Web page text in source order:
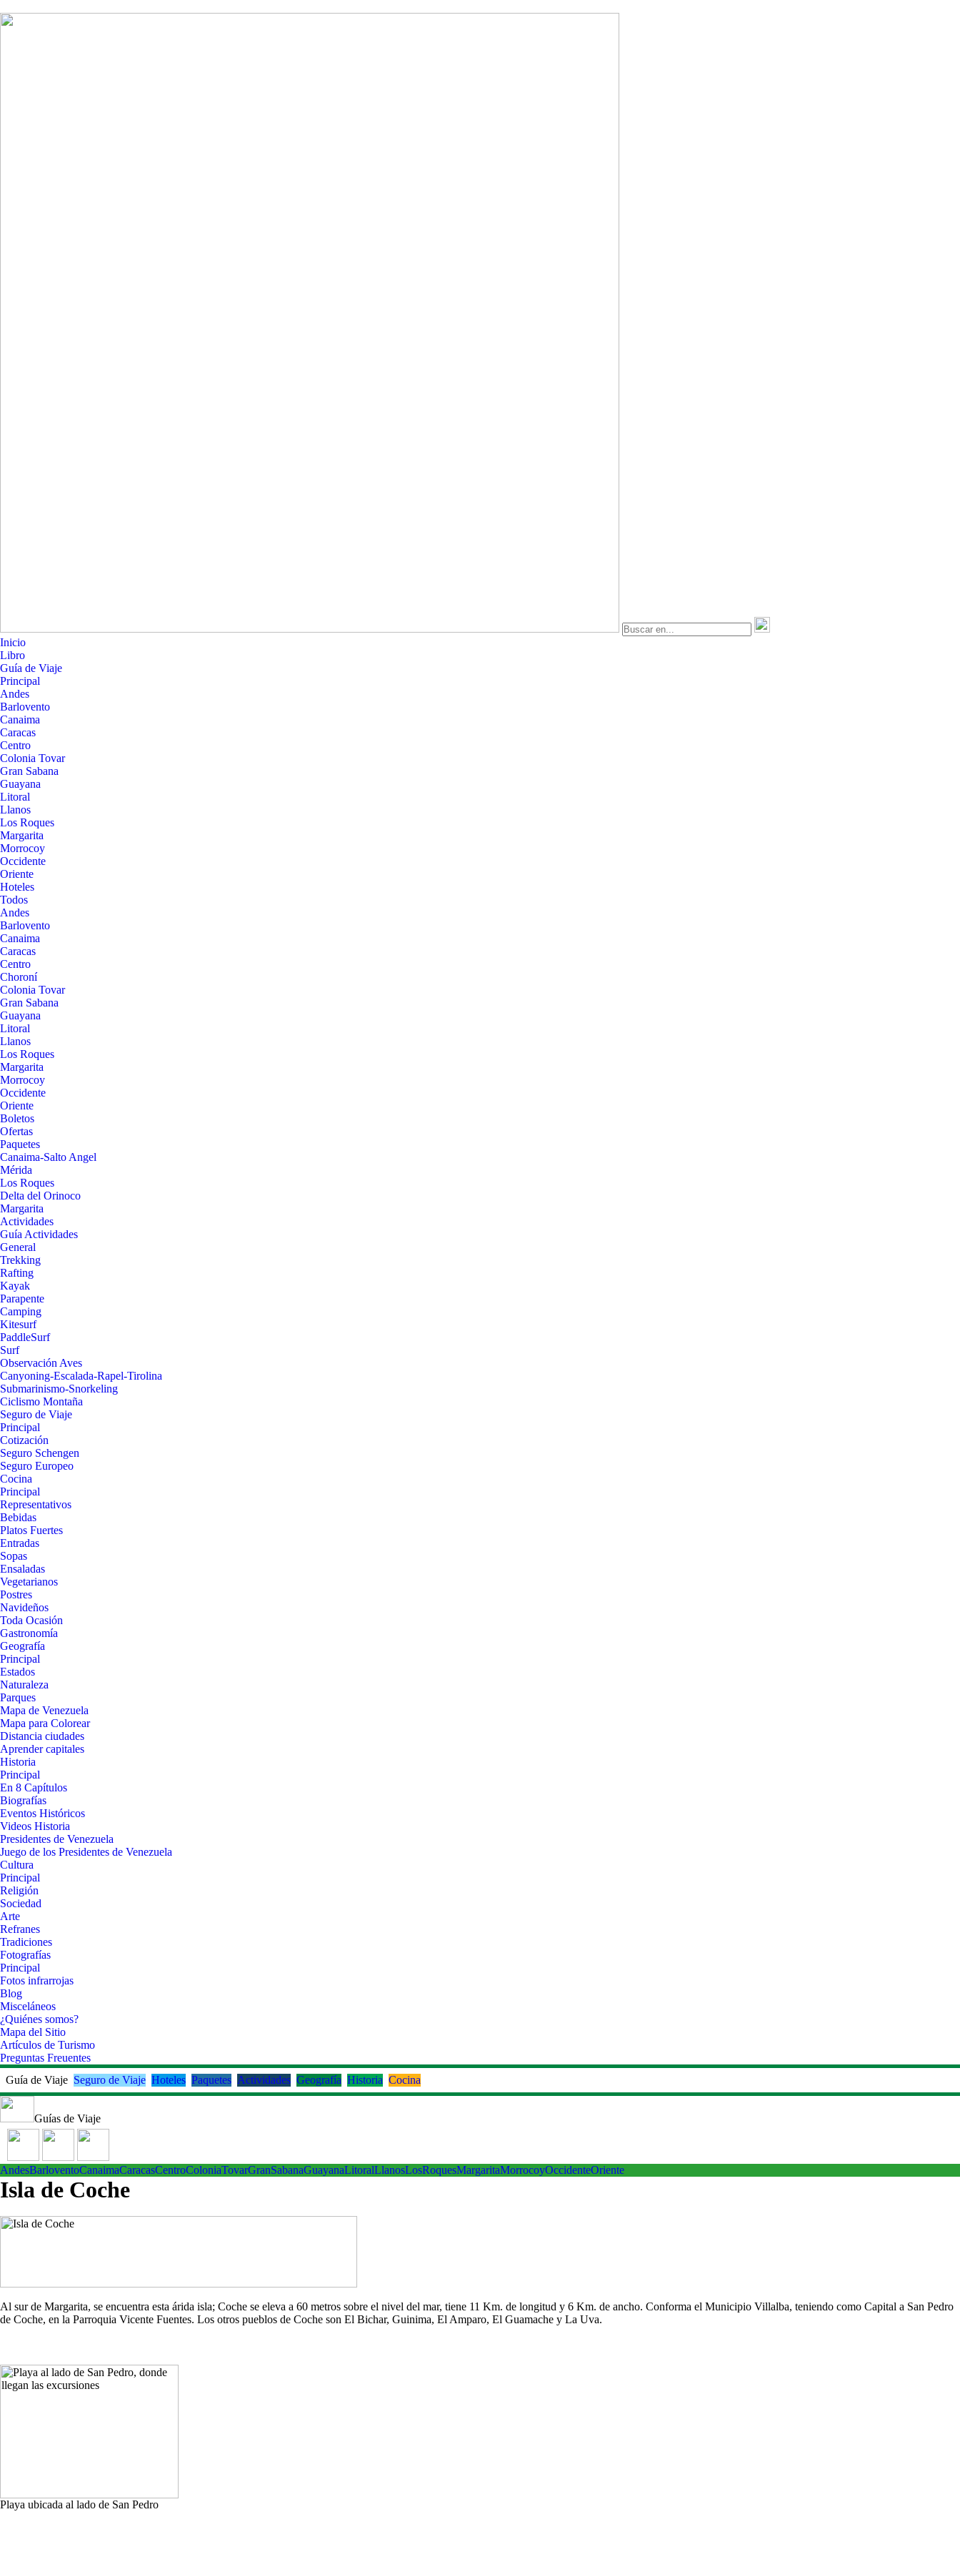
Inicio
Libro
Guía de Viaje
Principal
Andes
Barlovento
Canaima
Caracas
Centro
Colonia Tovar
Gran Sabana
Guayana
Litoral
Llanos
Los Roques
Margarita
Morrocoy
Occidente
Oriente
Hoteles
Todos
Andes
Barlovento
Canaima
Caracas
Centro
Choroní
Colonia Tovar
Gran Sabana
Guayana
Litoral
Llanos
Los Roques
Margarita
Morrocoy
Occidente
Oriente
Boletos
Ofertas
Paquetes
Canaima-Salto Angel
Mérida
Los Roques
Delta del Orinoco
Margarita
Actividades
Guía Actividades
General
Trekking
Rafting
Kayak
Parapente
Camping
Kitesurf
PaddleSurf
Surf
Observación Aves
Canyoning-Escalada-Rapel-Tirolina
Submarinismo-Snorkeling
Ciclismo Montaña
Seguro de Viaje
Principal
Cotización
Seguro Schengen
Seguro Europeo
Cocina
Principal
Representativos
Bebidas
Platos Fuertes
Entradas
Sopas
Ensaladas
Vegetarianos
Postres
Navideños
Toda Ocasión
Gastronomía
Geografía
Principal
Estados
Naturaleza
Parques
Mapa de Venezuela
Mapa para Colorear
Distancia ciudades
Aprender capitales
Historia
Principal
En 8 Capítulos
Biografías
Eventos Históricos
Videos Historia
Presidentes de Venezuela
Juego de los Presidentes de Venezuela
Cultura
Principal
Religión
Sociedad
Arte
Refranes
Tradiciones
Fotografías
Principal
Fotos infrarrojas
Blog
Misceláneos
¿Quiénes somos?
Mapa del Sitio
Artículos de Turismo
Preguntas Freuentes
Guía de Viaje Seguro de Viaje Hoteles Paquetes Actividades Geografía Historia Cocina
Guías de Viaje
AndesBarloventoCanaimaCaracasCentroColoniaTovarGranSabanaGuayanaLitoralLlanosLosRoquesMargaritaMorrocoyOccidenteOriente
Isla de Coche
Al sur de Margarita, se encuentra esta árida isla; Coche se eleva a 60 metros sobre el nivel del mar, tiene 11 Km. de longitud y 6 Km. de ancho. Conforma el Municipio Villalba, teniendo como Capital a San Pedro
de Coche, en la Parroquia Vicente Fuentes. Los otros pueblos de Coche son El Bichar, Guinima, El Amparo, El Guamache y La Uva.
Playa ubicada al lado de San Pedro